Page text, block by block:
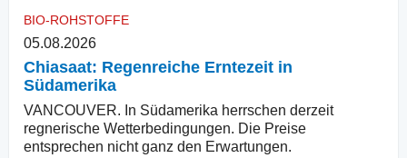
BIO-ROHSTOFFE
05.08.2026
Chiasaat: Regenreiche Erntezeit in
Südamerika
VANCOUVER. In Südamerika herrschen derzeit
regnerische Wetterbedingungen. Die Preise
entsprechen nicht ganz den Erwartungen.